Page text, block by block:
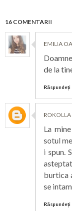
16 COMENTARII
EMILIA
de la
Răspundeți
ROKOLLA
La
sotul
i spun.
burtica
se
Răspundeți